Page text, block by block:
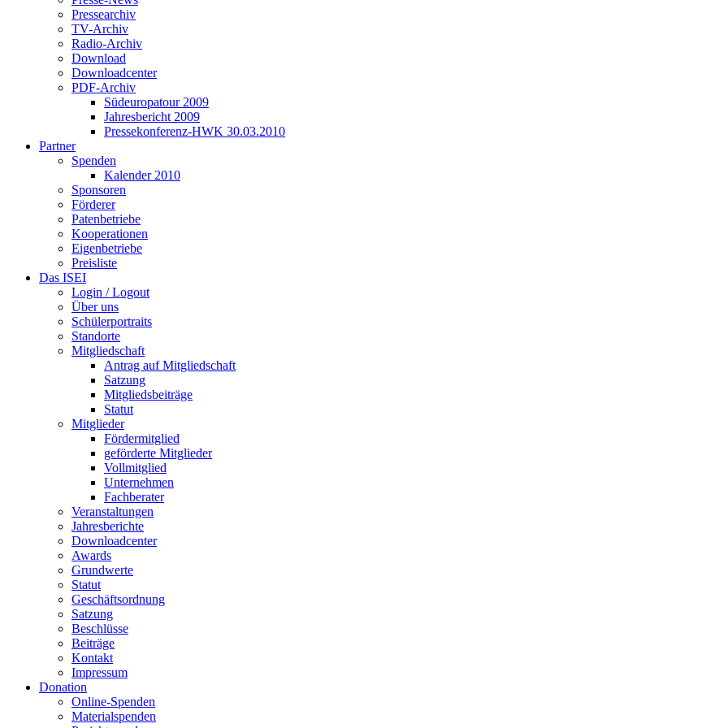
Pressearchiv
TV-Archiv
Radio-Archiv
Download
Downloadcenter
PDF-Archiv
Südeuropatour 2009
Jahresbericht 2009
Pressekonferenz-HWK 30.03.2010
Partner
Spenden
Kalender 2010
Sponsoren
Förderer
Patenbetriebe
Kooperationen
Eigenbetriebe
Preisliste
Das ISEI
Login / Logout
Über uns
Schülerportraits
Standorte
Mitgliedschaft
Antrag auf Mitgliedschaft
Satzung
Mitgliedsbeiträge
Statut
Mitglieder
Fördermitglied
geförderte Mitglieder
Vollmitglied
Unternehmen
Fachberater
Veranstaltungen
Jahresberichte
Downloadcenter
Awards
Grundwerte
Statut
Geschäftsordnung
Satzung
Beschlüsse
Beiträge
Kontakt
Impressum
Donation
Online-Spenden
Materialspenden